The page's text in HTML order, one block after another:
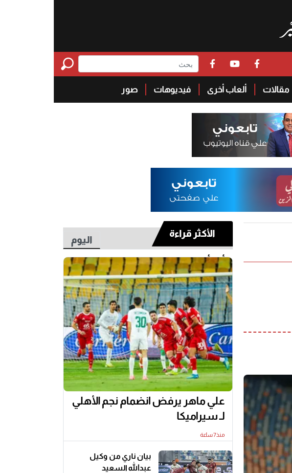
مقالات ألعاب أخرى فيديوهات صور
الأكثر قراءة
اليوم
أخر أسبوع
علي ماهر يرفض انضمام نجم الأهلي
لـ سيراميكا
منذ7 ساعة
بيان ناري من وكيل
عبدالله السعيد